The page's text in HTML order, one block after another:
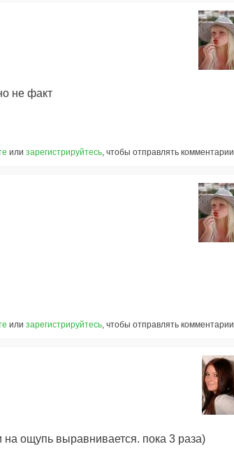
не факт
или зарегистрируйтесь, чтобы отправлять комментарии
или зарегистрируйтесь, чтобы отправлять комментарии
ощупь выравнивается. пока 3 раза)